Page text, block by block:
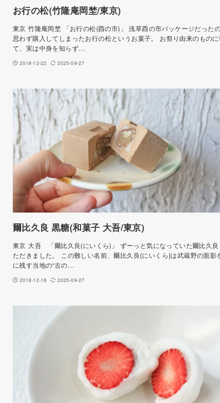
お行の松(竹隆庵岡埜/東京)
東京 竹隆庵岡埜 「お行の松(酉の市)」 浅草酉の市パッケージだった
思わず購入してしまったお行の松というお菓子。 お祭り由来のもの
て、実は中身を知らず…
2018-12-22 2025-09-27
爾比久良 黒糖(和菓子 大吾/東京)
東京 大吾 「爾比久良(にいくら)」 ずーっと気になっていた爾比久
ただきました。 この難しい名前、爾比久良(にいくら)は武蔵野の面影
に残す当地の“古の…
2018-12-18 2025-09-27